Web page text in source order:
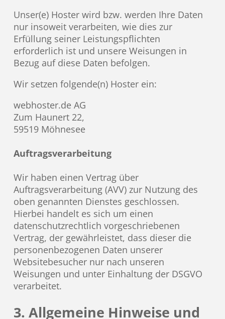
Unser(e) Hoster wird bzw. werden Ihre Daten
nur insoweit verarbeiten, wie dies zur
Erfüllung seiner Leistungspflichten
erforderlich ist und unsere Weisungen in
Bezug auf diese Daten befolgen.
Wir setzen folgende(n) Hoster ein:
webhoster.de AG
Zum Haunert 22,
59519 Möhnesee
Auftragsverarbeitung
Wir haben einen Vertrag über
Auftragsverarbeitung (AVV) zur Nutzung des
oben genannten Dienstes geschlossen.
Hierbei handelt es sich um einen
datenschutzrechtlich vorgeschriebenen
Vertrag, der gewährleistet, dass dieser die
personenbezogenen Daten unserer
Websitebesucher nur nach unseren
Weisungen und unter Einhaltung der DSGVO
verarbeitet.
3. Allgemeine Hinweise und